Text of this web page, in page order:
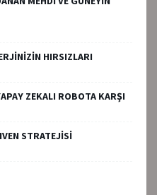
HIRSIZLARI
ZEKALI ROBOTA KARŞI
STRATEJİSİ